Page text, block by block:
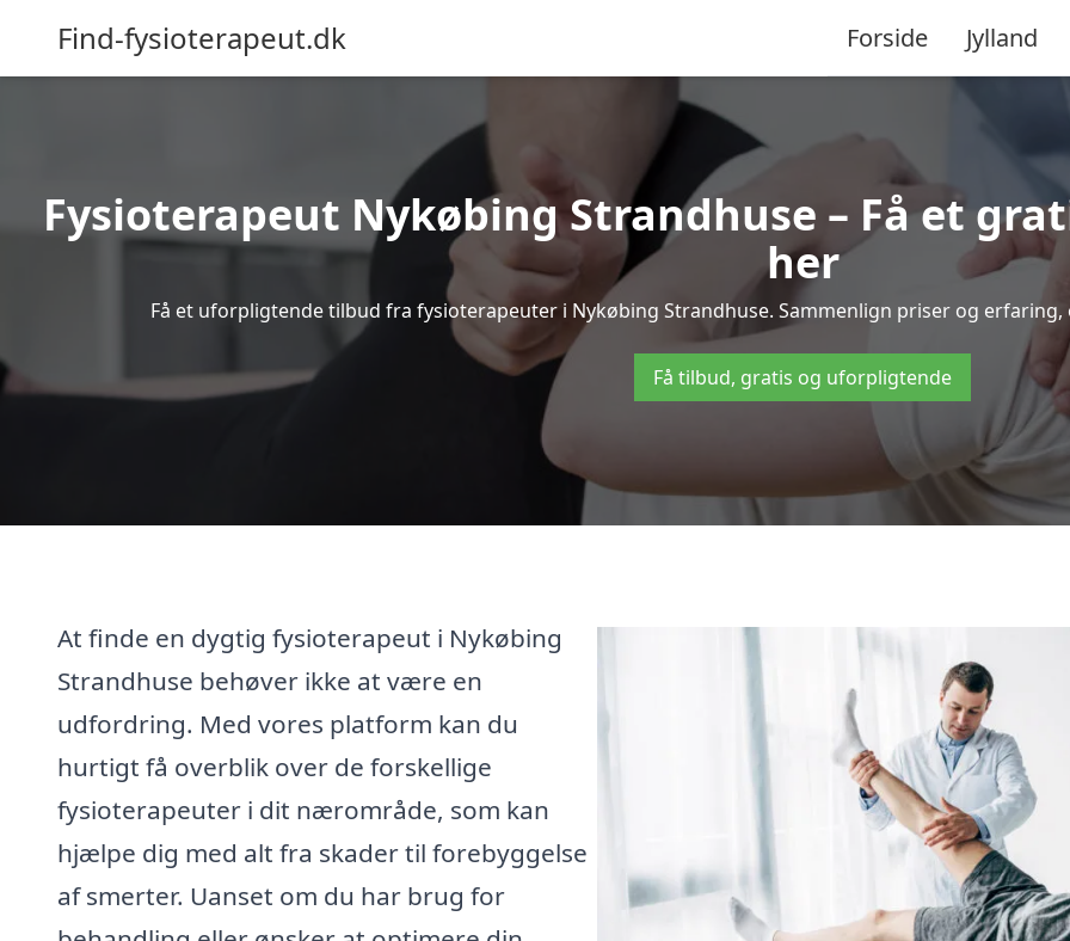
Find-fysioterapeut.dk Forside Jylland
Fysioterapeut Nykøbing Strandhuse – Få et
her
Få et uforpligtende tilbud fra fysioterapeuter i Nykøbing Strandhuse. Sammenlign priser og
Få tilbud, gratis og uforpligtende
At finde en dygtig fysioterapeut i Nykøbing
Strandhuse behøver ikke at være en
udfordring. Med vores platform kan du
hurtigt få overblik over de forskellige
fysioterapeuter i dit nærområde, som kan
hjælpe dig med alt fra skader til forebyggelse
af smerter. Uanset om du har brug for